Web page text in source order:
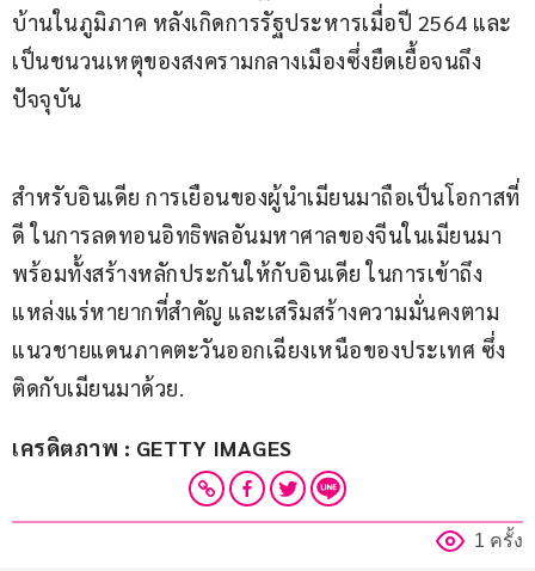
บ้านในภูมิภาค หลังเกิดการรัฐประหารเมื่อปี 2564 และ
เป็นชนวนเหตุของสงครามกลางเมืองซึ่งยืดเยื้อจนถึง
ปัจจุบัน
สำหรับอินเดีย การเยือนของผู้นำเมียนมาถือเป็นโอกาสที่
ดี ในการลดทอนอิทธิพลอันมหาศาลของจีนในเมียนมา
พร้อมทั้งสร้างหลักประกันให้กับอินเดีย ในการเข้าถึง
แหล่งแร่หายากที่สำคัญ และเสริมสร้างความมั่นคงตาม
แนวชายแดนภาคตะวันออกเฉียงเหนือของประเทศ ซึ่ง
ติดกับเมียนมาด้วย.
เครดิตภาพ : GETTY IMAGES
1 ครั้ง